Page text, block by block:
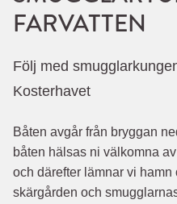
FARVATTEN
Följ med
Kosterhavet
Båten avgår från bryggan
båten hälsas ni välkomna
och därefter lämnar vi hamn
skärgården och